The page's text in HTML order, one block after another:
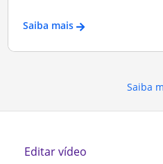
Saiba mais
Saiba
Editar vídeo